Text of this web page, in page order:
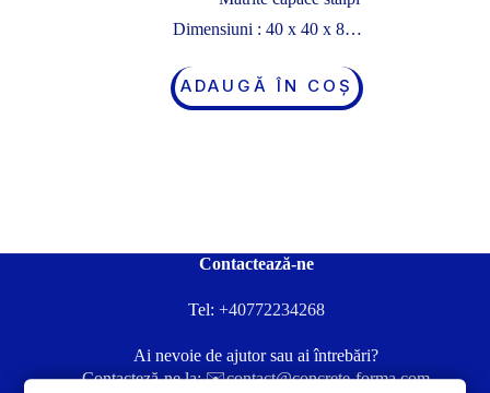
Dimensiuni : 40 x 40 x 8…
ADAUGĂ ÎN COȘ
Contactează-ne
Tel: +40772234268
Ai nevoie de ajutor sau ai întrebări?
Contacteză-ne la:✉️contact@concrete-forma.com